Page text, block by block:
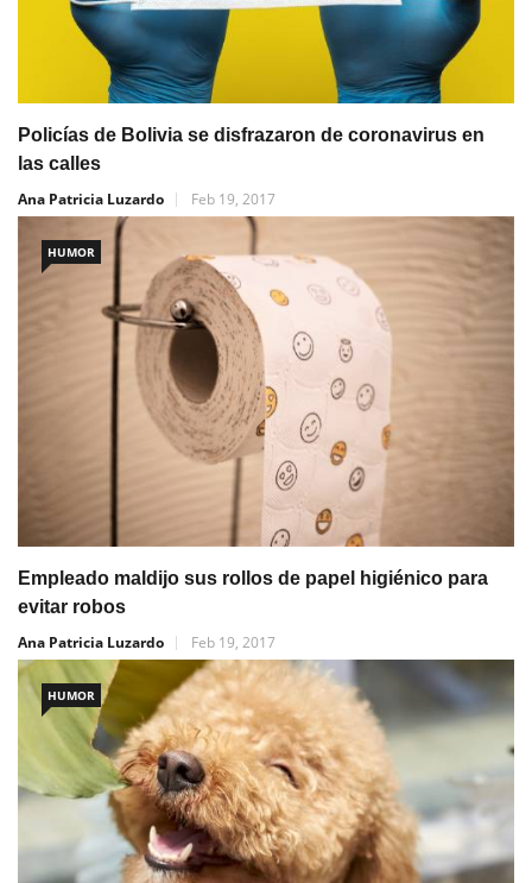
Policías de Bolivia se disfrazaron de coronavirus en
las calles
Ana Patricia Luzardo
Feb 19, 2017
HUMOR
Empleado maldijo sus rollos de papel higiénico para
evitar robos
Ana Patricia Luzardo
Feb 19, 2017
HUMOR